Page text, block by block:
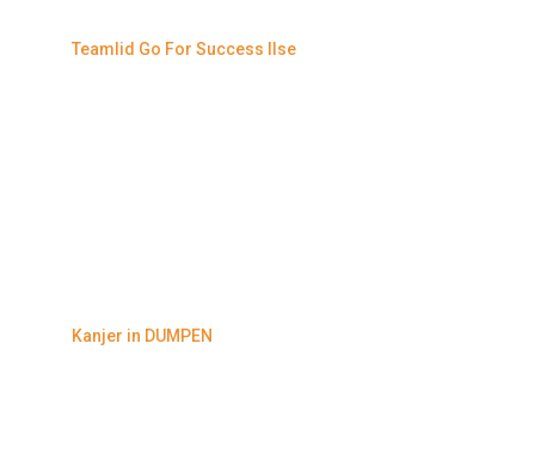
Teamlid Go For Success Ilse
Kanjer in DUMPEN